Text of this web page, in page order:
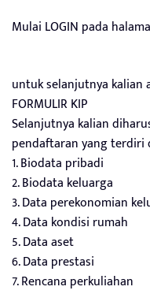
Mulai LOGIN pada
untuk selanjutnya kalian
FORMULIR KIP
Selanjutnya kalian
pendaftaran yang
1. Biodata pribadi
2. Biodata keluarga
3. Data perekonomian
4. Data kondisi rumah
5. Data aset
6. Data prestasi
7. Rencana perkuliahan